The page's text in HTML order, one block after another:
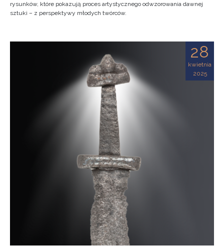
rysunków, które pokazują proces artystycznego odwzorowania dawnej
sztuki – z perspektywy młodych twórców.
28
kwietnia
2025